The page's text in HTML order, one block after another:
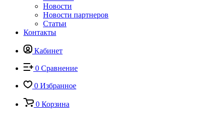
Новости
Новости партнеров
Статьи
Контакты
Кабинет
0 Сравнение
0 Избранное
0 Корзина